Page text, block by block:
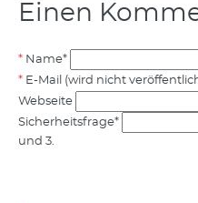
Einen
Name*
E-Mail (wird nicht
Webseite
Sicherheitsfrage*
und 3.